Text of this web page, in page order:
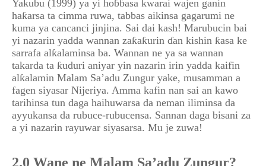
Yakubu (1999) ya yi hoɓɓasa kwarai wajen ganin
haƙarsa ta cimma ruwa, tabbas aikinsa gagarumi ne
kuma ya cancanci jinjina. Sai dai kash! Marubucin bai
yi nazarin yadda wannan zaƙaƙurin ɗan kishin ƙasa ke
sarrafa alƙalaminsa ba. Wannan ne ya sa wannan
takarda ta ƙuduri aniyar yin nazarin irin yadda kaifin
alƙalamin Malam Sa’adu Zungur yake, musamman a
fagen siyasar Nijeriya. Amma kafin nan sai an kawo
tarihinsa tun daga haihuwarsa da neman iliminsa da
ayyukansa da rubuce-rubucensa. Sannan daga bisani za
a yi nazarin rayuwar siyasarsa. Mu je zuwa!
2.0 Wane ne Malam Sa’adu Zungur?